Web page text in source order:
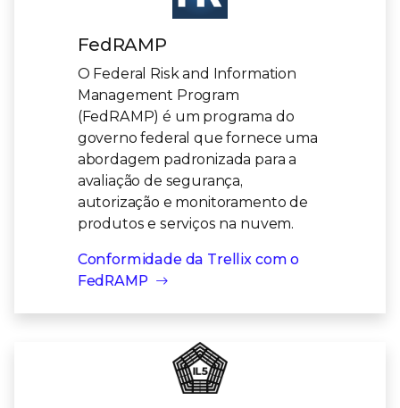
FedRAMP
O Federal Risk and Information
Management Program
(FedRAMP) é um programa do
governo federal que fornece uma
abordagem padronizada para a
avaliação de segurança,
autorização e monitoramento de
produtos e serviços na nuvem.
Conformidade da Trellix com o
FedRAMP